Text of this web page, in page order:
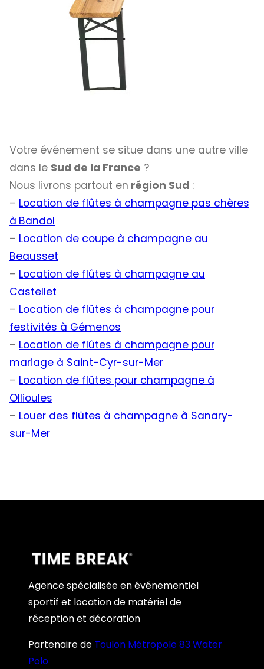
Votre événement se situe dans une autre ville
dans le Sud de la France ?
Nous livrons partout en région Sud :
– Location de flûtes à champagne pas chères
à Bandol
– Location de coupe à champagne au
Beausset
– Location de flûtes à champagne au
Castellet
– Location de flûtes à champagne pour
festivités à Gémenos
– Location de flûtes à champagne pour
mariage à Saint-Cyr-sur-Mer
– Location de flûtes pour champagne à
Ollioules
– Louer des flûtes à champagne à Sanary-
sur-Mer
Agence spécialisée en événementiel
sportif et location de matériel de
réception et décoration
Partenaire de Toulon Métropole 83 Water
Polo